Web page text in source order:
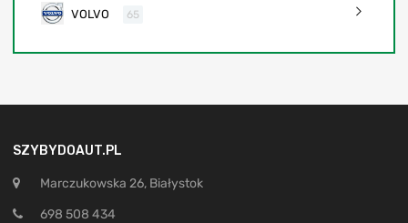
VOLVO 65
SZYBYDOAUT.PL
Marczukowska 26, Białystok
698 508 434